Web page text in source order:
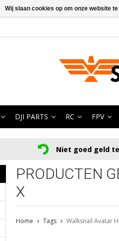
DJI PARTS RC FPV
Niet goed geld
PRODUCTEN
X
Home Tags Walksnail Avatar
Wij slaan cookies op om onze website